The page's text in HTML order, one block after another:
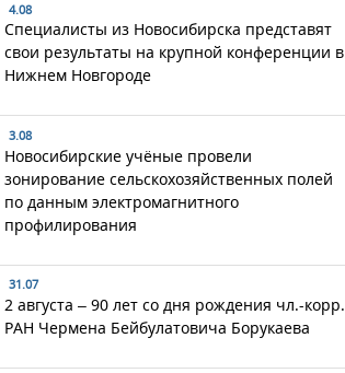
4.08
Специалисты из Новосибирска представят
свои результаты на крупной конференции в
Нижнем Новгороде
3.08
Новосибирские учёные провели
зонирование сельскохозяйственных полей
по данным электромагнитного
профилирования
31.07
2 августа – 90 лет со дня рождения чл.-корр.
РАН Чермена Бейбулатовича Борукаева